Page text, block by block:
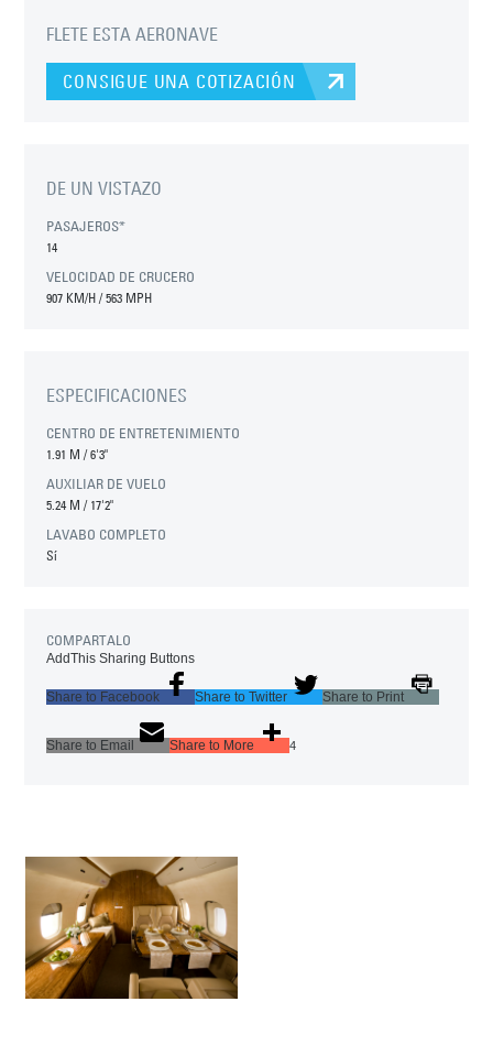
FLETE ESTA AERONAVE
CONSIGUE UNA COTIZACIÓN
DE UN VISTAZO
PASAJEROS*
14
VELOCIDAD DE CRUCERO
907 KM/H / 563 MPH
ESPECIFICACIONES
CENTRO DE ENTRETENIMIENTO
1.91 M/6'3"
AUXILIAR DE VUELO
5.24 M/17'2"
LAVABO COMPLETO
Sí
COMPARTALO
AddThis Sharing Buttons
Share to Facebook Share to Twitter Share to Print
Share to Email Share to More 4